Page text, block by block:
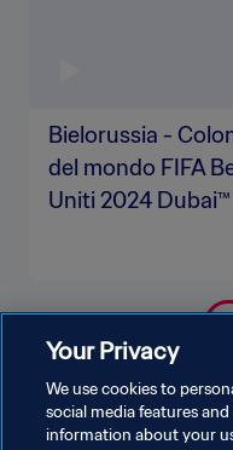
Bielorussia -
del mondo FIFA
Uniti 2024
Your Privacy
We use cookies to
social media features
information about your